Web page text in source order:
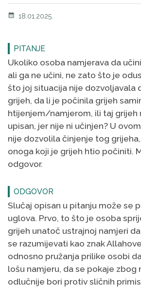
calendar_month 18.01.2025.
PITANJE
Ukoliko osoba namjerava da
ali ga ne učini, ne zato što je
što joj situacija nije dozvoljavala
grijeh, da li je počinila grijeh
htijenjem/namjerom, ili taj grijeh
upisan, jer nije ni učinjen? U
nije dozvolila činjenje tog
onoga koji je grijeh htio počiniti.
odgovor.
ODGOVOR
Slučaj opisan u pitanju može se
uglova. Prvo, to što je osoba
grijeh unatoč ustrajnoj namjeri
se razumijevati kao znak
odnosno pružanja prilike osobi
lošu namjeru, da se pokaje zbog
odlučnije bori protiv sličnih